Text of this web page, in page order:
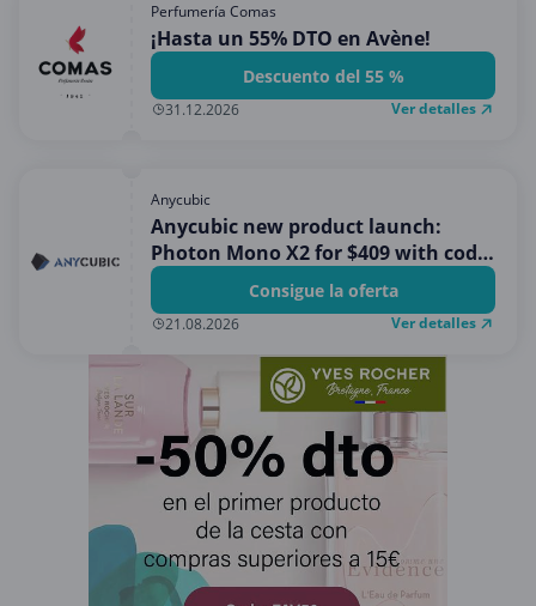
Perfumería Comas
¡Hasta un 55% DTO en Avène!
Descuento del 55 %
31.12.2026 Ver detalles
Anycubic
Anycubic new product launch:
Photon Mono X2 for $409 with code
PAYPAL
Consigue la oferta
21.08.2026 Ver detalles